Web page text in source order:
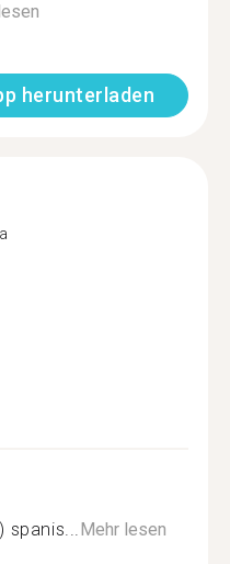
herunterladen
spanis...Mehr lesen